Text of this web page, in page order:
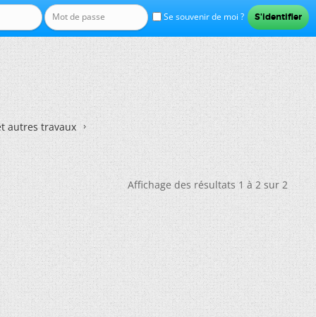
Se souvenir de moi ?
autres travaux
Affichage des résultats 1 à 2 sur 2